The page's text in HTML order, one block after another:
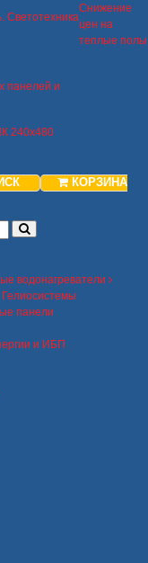
Светотехника
Снижение
цен на
теплые полы
панелей и
240х480
КОРЗИНА
водонагреватели
панели
и ИБП